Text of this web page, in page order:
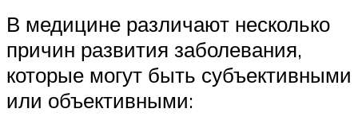
В медицине различают несколько
причин развития заболевания,
которые могут быть субъективными
или объективными: